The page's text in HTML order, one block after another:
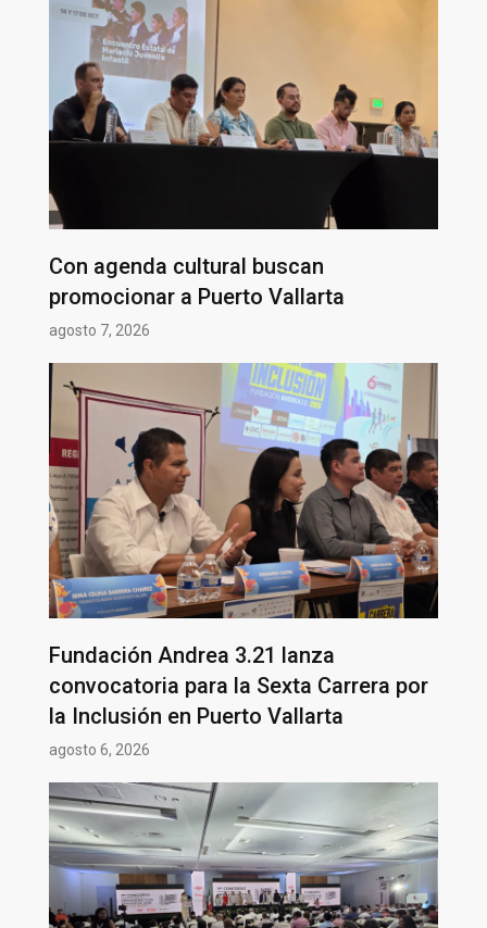
Con agenda cultural buscan
promocionar a Puerto Vallarta
agosto 7, 2026
Fundación Andrea 3.21 lanza
convocatoria para la Sexta Carrera por
la Inclusión en Puerto Vallarta
agosto 6, 2026